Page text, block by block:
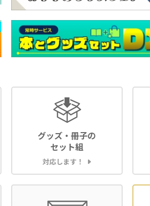
グッズ・冊子の
セット組
対応します！